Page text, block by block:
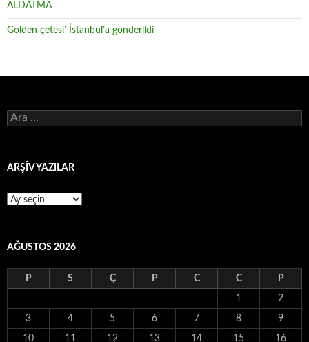
ALDATMA
Golden çetesi’ İstanbul’a gönderildi
Arama:
ARŞİV YAZILAR
ARŞİV
AĞUSTOS 2026
P S Ç P C C P
1 2
3 4 5 6 7 8 9
10 11 12 13 14 15 16